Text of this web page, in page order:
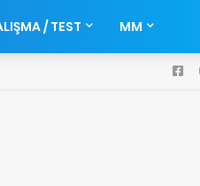
/ TEST MM